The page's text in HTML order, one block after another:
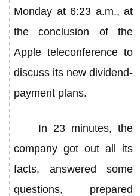
Monday at 6:23 a.m., at
the conclusion of the
Apple teleconference to
discuss its new dividend-
payment plans.
In 23 minutes, the
company got out all its
facts, answered some
questions, prepared